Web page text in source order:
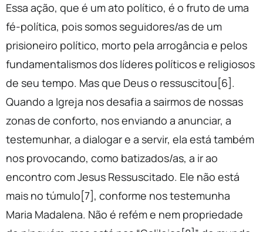
Essa ação, que é um ato político, é o fruto de uma
fé-política, pois somos seguidores/as de um
prisioneiro político, morto pela arrogância e pelos
fundamentalismos dos líderes políticos e religiosos
de seu tempo. Mas que Deus o ressuscitou[6].
Quando a Igreja nos desafia a sairmos de nossas
zonas de conforto, nos enviando a anunciar, a
testemunhar, a dialogar e a servir, ela está também
nos provocando, como batizados/as, a ir ao
encontro com Jesus Ressuscitado. Ele não está
mais no túmulo[7], conforme nos testemunha
Maria Madalena. Não é refém e nem propriedade